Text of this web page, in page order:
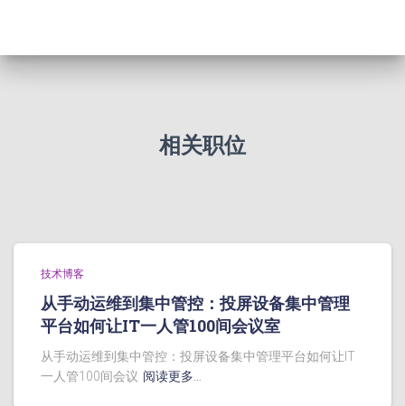
相关职位
技术博客
从手动运维到集中管控：投屏设备集中管理
平台如何让IT一人管100间会议室
从手动运维到集中管控：投屏设备集中管理平台如何让IT
一人管100间会议 阅读更多…